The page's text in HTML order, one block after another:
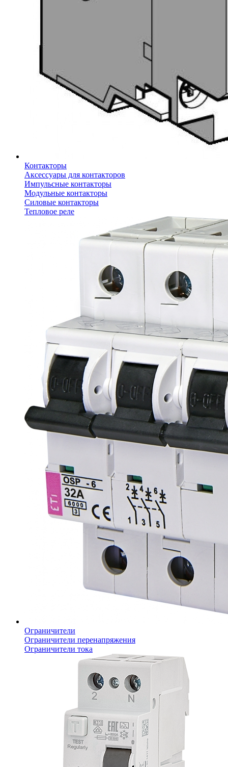
Контакторы
Аксессуары для контакторов
Импульсные контакторы
Модульные контакторы
Силовые контакторы
Тепловое реле
Ограничители
Ограничители перенапряжения
Ограничители тока